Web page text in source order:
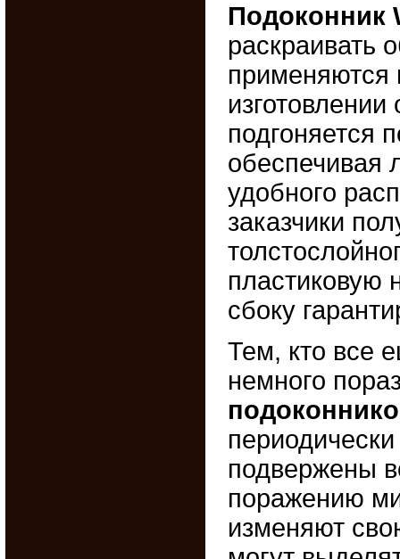
Подоконник
раскраивать
применяются
подгоняется
обеспечивая
удобного
заказчики
пластиковую
сбоку
Тем, кто все
немного
подвержены
поражению
изменяют